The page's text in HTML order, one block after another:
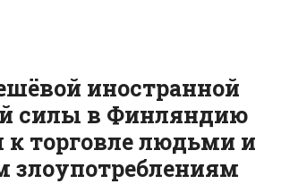
иностранной
силы в Финляндию
к торговле людьми и
злоупотреблениям